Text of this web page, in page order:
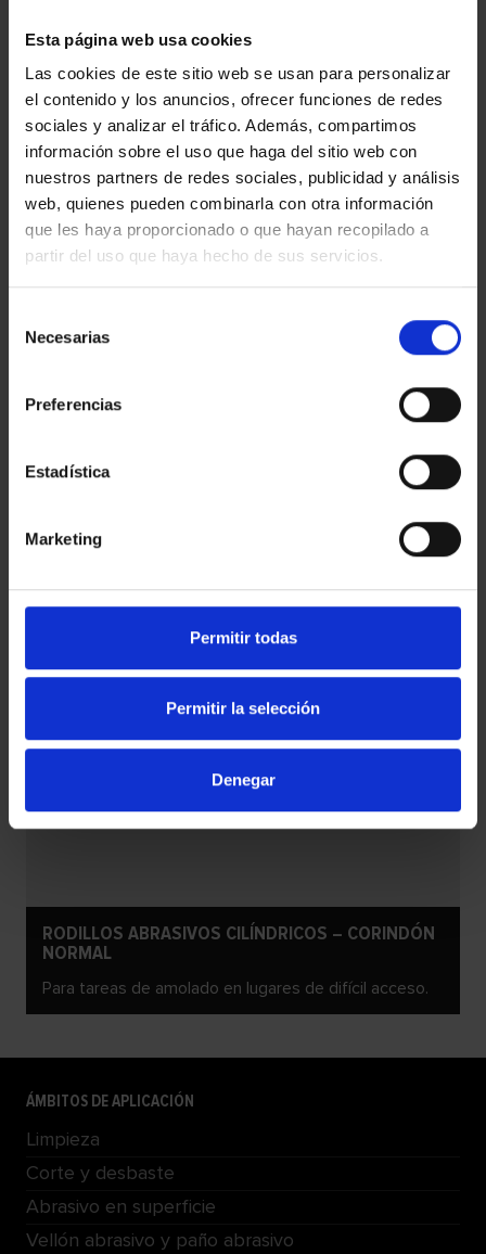
Esta página web usa cookies
Las cookies de este sitio web se usan para personalizar
el contenido y los anuncios, ofrecer funciones de redes
sociales y analizar el tráfico. Además, compartimos
información sobre el uso que haga del sitio web con
nuestros partners de redes sociales, publicidad y análisis
web, quienes pueden combinarla con otra información
que les haya proporcionado o que hayan recopilado a
partir del uso que haya hecho de sus servicios.
Necesarias
Preferencias
Estadística
Marketing
Permitir todas
Permitir la selección
Denegar
RODILLOS ABRASIVOS CILÍNDRICOS – TRIZACT™️
RODILLOS ABRASIVOS CILÍNDRICOS – CORINDÓN
NORMAL
Para tareas de amolado en lugares de difícil acceso.
ÁMBITOS DE APLICACIÓN
Limpieza
Corte y desbaste
Abrasivo en superficie
Vellón abrasivo y paño abrasivo